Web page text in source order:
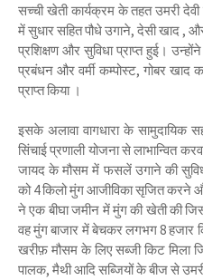
सच्ची खेती कार्यक्रम के तहत उमरी देवी
में सुधार सहित पौधे उगाने, देसी खाद ,
प्रशिक्षण और सुविधा प्राप्त हुई।
प्रबंधन और वर्मी कम्पोस्ट, गोबर खाद
प्राप्त किया ।
इसके अलावा वागधारा के सामुदायिक
सिंचाई प्रणाली योजना से लाभान्वित
जायद के मौसम में फसलें उगाने की
को 4 किलो मुंग आजीविका सृजित करने
ने एक बीघा जमीन में मुंग की खेती की
वह मुंग बाजार में बेचकर लगभग 8
खरीफ़ मौसम के लिए सब्जी किट मिला
पालक, मैथी आदि सब्जियों के बीज से